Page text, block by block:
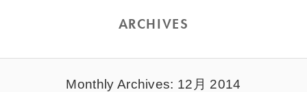
ARCHIVES
Monthly Archives: 12月 2014